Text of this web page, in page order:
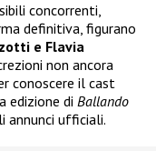
concorrenti,
definitiva, figurano
e Flavia
non ancora
conoscere il cast
edizione di Ballando
annunci ufficiali.